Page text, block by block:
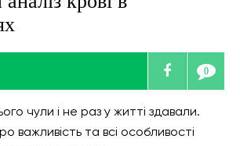
0
чули і не раз у житті здавали.
важливість та всі особливості